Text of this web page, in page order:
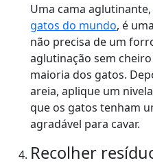
Uma cama
gatos do mundo, é
não precisa de um
aglutinação sem
maioria dos gatos.
areia, aplique um
que os gatos tenham
agradável para cavar.
Recolher